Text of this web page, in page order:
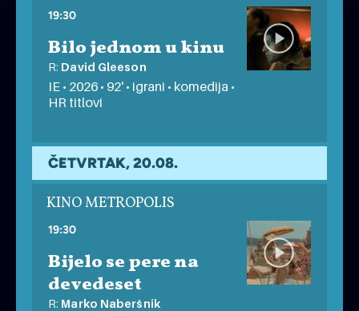
19:30
Bilo jednom u kinu
R: David Gleeson
IE • 2026 • 92' • igrani • komedija •
HR titlovi
ČETVRTAK, 20.08.
KINO METROPOLIS
19:30
Bijelo se pere na
devedeset
R: Marko Naberšnik